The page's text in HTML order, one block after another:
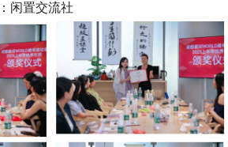
闲置交流社